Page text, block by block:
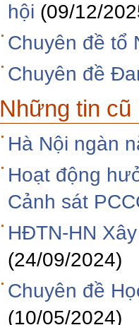
hội (09/12/
Chuyên đề tổ
Chuyên đề
Những tin cũ
Hà Nội ngàn
Hoạt động
Cảnh sát
HĐTN-HN
(24/09/2024)
Chuyên đề
(10/05/2024)